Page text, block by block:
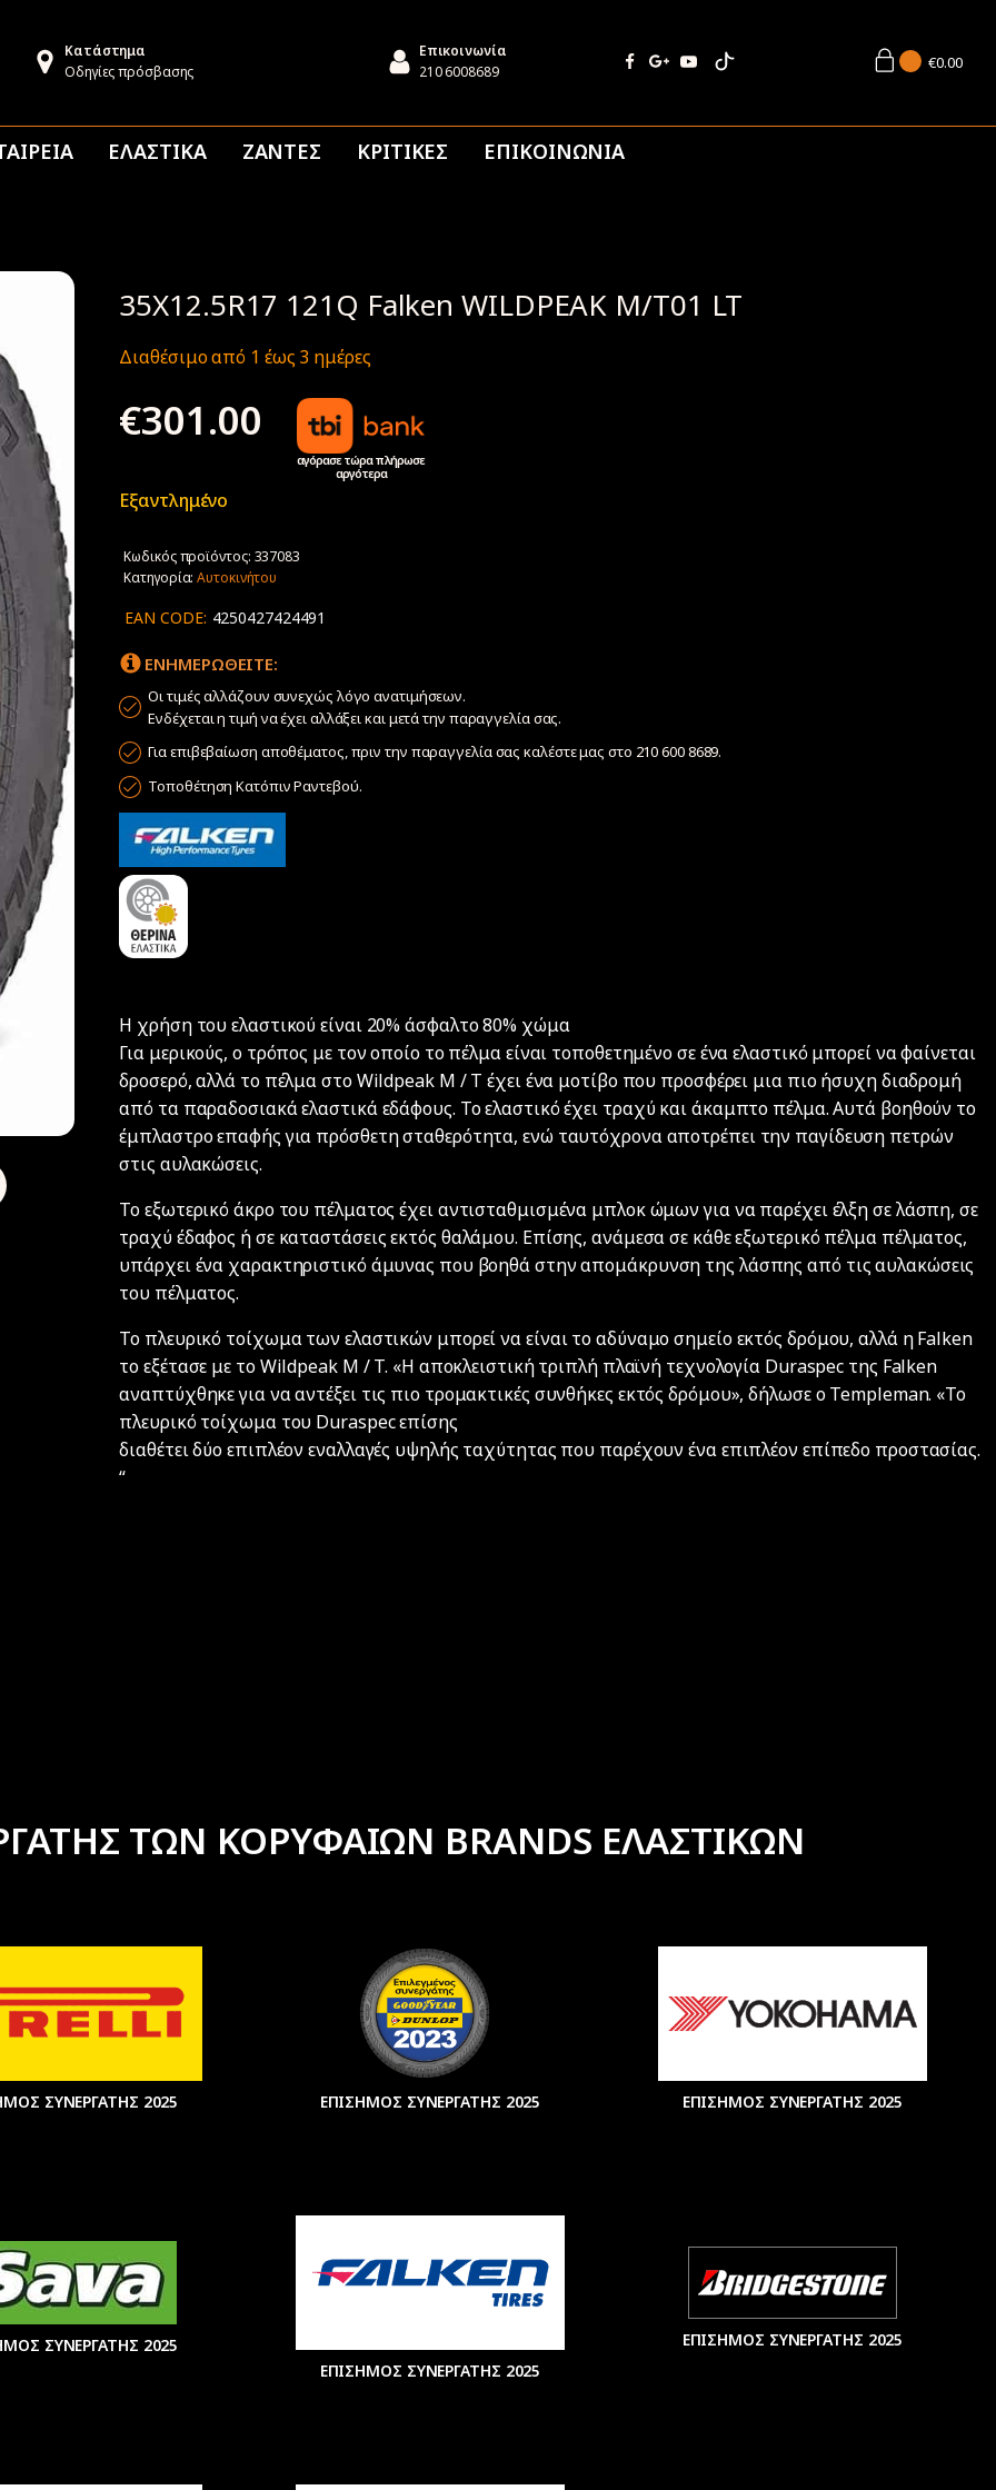
Κατάστημα
Οδηγίες πρόσβασης
Επικοινωνία
210 6008689
€0.00
ΕΛΑΣΤΙΚΑ ΖΑΝΤΕΣ ΚΡΙΤΙΚΕΣ ΕΠΙΚΟΙΝΩΝΙΑ
35X12.5R17 121Q Falken WILDPEAK M/T01 LT
Διαθέσιμο από 1 έως 3 ημέρες
€301.00
αγόρασε τώρα πλήρωσε
αργότερα
Εξαντλημένο
Κωδικός προϊόντος: 337083
Κατηγορία:Αυτοκινήτου
EAN CODE: 4250427424491
ΕΝΗΜΕΡΩΘΕΙΤΕ:
Οι τιμές αλλάζουν συνεχώς λόγο ανατιμήσεων.
Ενδέχεται η τιμή να έχει αλλάξει και μετά την παραγγελία σας.
Για επιβεβαίωση αποθέματος, πριν την παραγγελία σας καλέστε μας στο 210 600 8689.
Τοποθέτηση Κατόπιν Ραντεβού.
Η χρήση του ελαστικού είναι 20% άσφαλτο 80% χώμα
Για μερικούς, ο τρόπος με τον οποίο το πέλμα είναι τοποθετημένο σε ένα ελαστικό μπορεί να φαίνεται
δροσερό, αλλά το πέλμα στο Wildpeak M / T έχει ένα μοτίβο που προσφέρει μια πιο ήσυχη διαδρομή
από τα παραδοσιακά ελαστικά εδάφους. Το ελαστικό έχει τραχύ και άκαμπτο πέλμα. Αυτά βοηθούν το
έμπλαστρο επαφής για πρόσθετη σταθερότητα, ενώ ταυτόχρονα αποτρέπει την παγίδευση πετρών
στις αυλακώσεις.
Το εξωτερικό άκρο του πέλματος έχει αντισταθμισμένα μπλοκ ώμων για να παρέχει έλξη σε λάσπη, σε
τραχύ έδαφος ή σε καταστάσεις εκτός θαλάμου. Επίσης, ανάμεσα σε κάθε εξωτερικό πέλμα πέλματος,
υπάρχει ένα χαρακτηριστικό άμυνας που βοηθά στην απομάκρυνση της λάσπης από τις αυλακώσεις
του πέλματος.
Το πλευρικό τοίχωμα των ελαστικών μπορεί να είναι το αδύναμο σημείο εκτός δρόμου, αλλά η Falken
το εξέτασε με το Wildpeak M / T. «Η αποκλειστική τριπλή πλαϊνή τεχνολογία Duraspec της Falken
αναπτύχθηκε για να αντέξει τις πιο τρομακτικές συνθήκες εκτός δρόμου», δήλωσε ο Templeman. «Το
πλευρικό τοίχωμα του Duraspec επίσης
διαθέτει δύο επιπλέον εναλλαγές υψηλής ταχύτητας που παρέχουν ένα επιπλέον επίπεδο προστασίας.
“
ΤΩΝ ΚΟΡΥΦΑΙΩΝ BRANDS ΕΛΑΣΤΙΚΩΝ
ΣΥΝΕΡΓΑΤΗΣ 2025 ΕΠΙΣΗΜΟΣ ΣΥΝΕΡΓΑΤΗΣ 2025 ΕΠΙΣΗΜΟΣ ΣΥΝΕΡΓΑΤΗΣ 2025
ΣΥΝΕΡΓΑΤΗΣ 2025
ΕΠΙΣΗΜΟΣ ΣΥΝΕΡΓΑΤΗΣ 2025
ΕΠΙΣΗΜΟΣ ΣΥΝΕΡΓΑΤΗΣ 2025